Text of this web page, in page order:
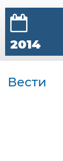
2014
Вести